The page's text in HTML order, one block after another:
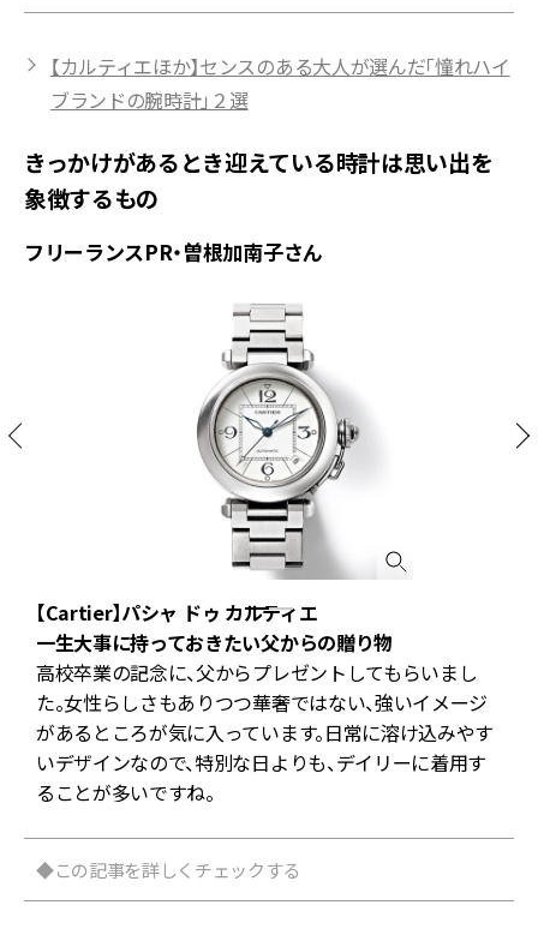
【カルティエほか】センスのある大人が選んだ「憧れハイ
ブランドの腕時計」２選
きっかけがあるとき迎えている時計は思い出を
象徴するもの
フリーランスPR・曽根加南子さん
【Cartier】パシャ ドゥ カルティエ
一生大事に持っておきたい父からの贈り物
高校卒業の記念に、父からプレゼントしてもらいまし
た。女性らしさもありつつ華奢ではない、強いイメージ
があるところが気に入っています。日常に溶け込みやす
いデザインなので、特別な日よりも、デイリーに着用す
ることが多いですね。
◆この記事を詳しくチェックする